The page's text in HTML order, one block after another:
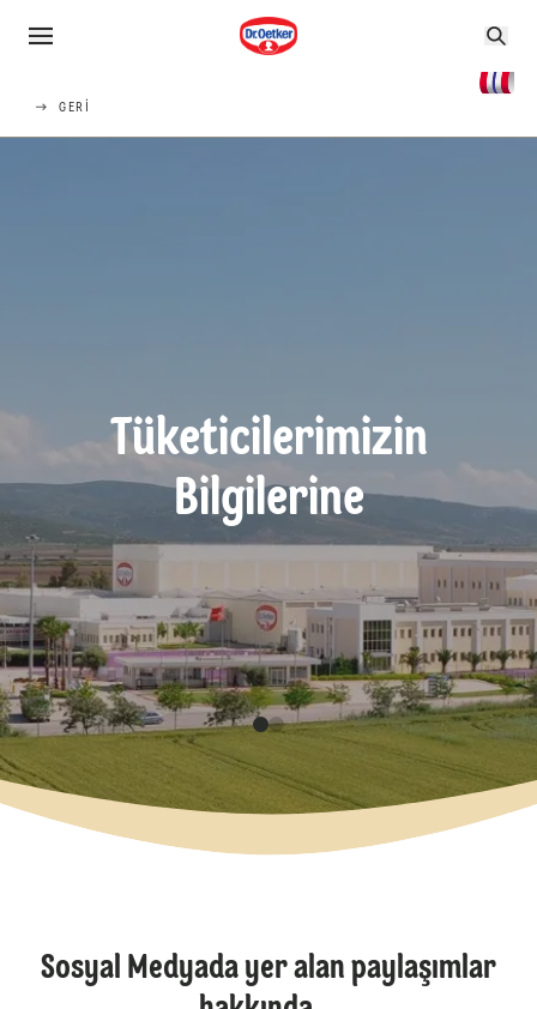
GERI
Tüketicilerimizin
Bilgilerine
Sosyal Medyada yer alan paylaşımlar